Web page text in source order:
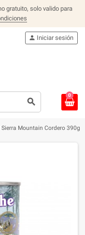
gratuito, solo valido para
search
person Iniciar sesión
0
Mountain Cordero 390g